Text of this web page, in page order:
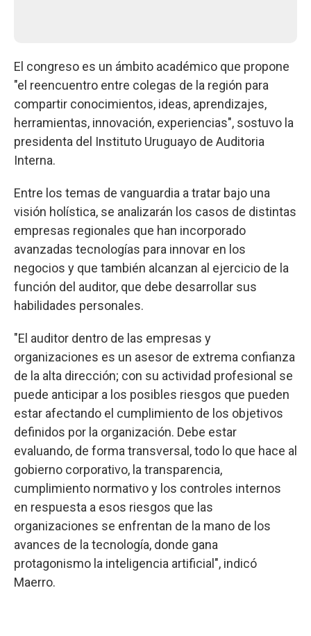
El congreso es un ámbito académico que propone
"el reencuentro entre colegas de la región para
compartir conocimientos, ideas, aprendizajes,
herramientas, innovación, experiencias", sostuvo la
presidenta del Instituto Uruguayo de Auditoria
Interna.
Entre los temas de vanguardia a tratar bajo una
visión holística, se analizarán los casos de distintas
empresas regionales que han incorporado
avanzadas tecnologías para innovar en los
negocios y que también alcanzan al ejercicio de la
función del auditor, que debe desarrollar sus
habilidades personales.
"El auditor dentro de las empresas y
organizaciones es un asesor de extrema confianza
de la alta dirección; con su actividad profesional se
puede anticipar a los posibles riesgos que pueden
estar afectando el cumplimiento de los objetivos
definidos por la organización. Debe estar
evaluando, de forma transversal, todo lo que hace al
gobierno corporativo, la transparencia,
cumplimiento normativo y los controles internos
en respuesta a esos riesgos que las
organizaciones se enfrentan de la mano de los
avances de la tecnología, donde gana
protagonismo la inteligencia artificial", indicó
Maerro.